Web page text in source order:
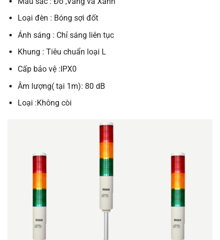
Loại đèn : Bóng sợi đốt
Ánh sáng : Chỉ sáng liên tục
Khung : Tiêu chuẩn loại L
Cấp bảo vệ :IPX0
Âm lượng( tại 1m): 80 dB
Loại :Không còi